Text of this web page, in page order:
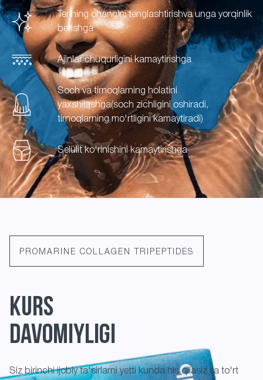
Terining ohangini tenglashtirishva unga yorqinlik
berishga
Ajinlar chuqurligini kamaytirishga
Soch va tirnoqlarning holatini
yaxshilashga(soch zichligini oshiradi,
tirnoqlarning mo'rtligini kamaytiradi)
Selülit ko'rinishini kamaytirishga
PROMARINE COLLAGEN TRIPEPTIDES
KURS
DAVOMIYLIGI
Siz birinchi ijobiy ta'sirlarni yetti kunda his qilasiz va to'rt